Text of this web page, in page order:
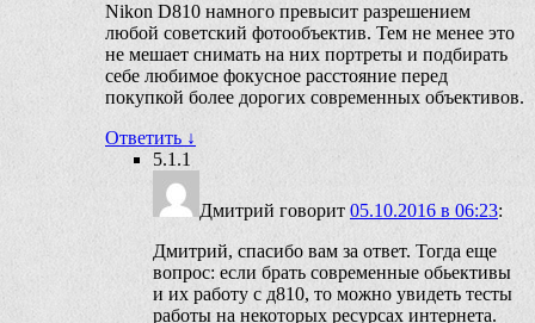
Nikon D810 намного превысит разрешением
любой советский фотообъектив. Тем не менее это
не мешает снимать на них портреты и подбирать
себе любимое фокусное расстояние перед
покупкой более дорогих современных объективов.
Ответить ↓
5.1.1
Дмитрий говорит 05.10.2016 в 06:23:
Дмитрий, спасибо вам за ответ. Тогда еще
вопрос: если брать современные обьективы
и их работу с д810, то можно увидеть тесты
работы на некоторых ресурсах интернета.